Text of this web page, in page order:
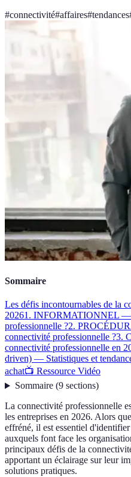
#connectivité#affaires#tendances
Sommaire
Les défis incontournables de la
20261. INFORMATIONNEL —
professionnelle ?2.
connectivité professionnelle ?3.
connectivité professionnelle en
driven) — Statistiques et
achat📺 Ressource Vidéo
Sommaire(9 sections)
La connectivité professionnelle
les entreprises en 2026. Alors
effréné, il est essentiel
auxquels font face les
principaux défis de la
apportant un éclairage sur leur
solutions pratiques.